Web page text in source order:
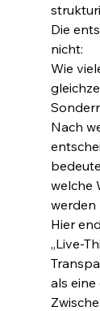
Die
nicht:
Wie
Nach
welche
werden
Hier
„Live-
als